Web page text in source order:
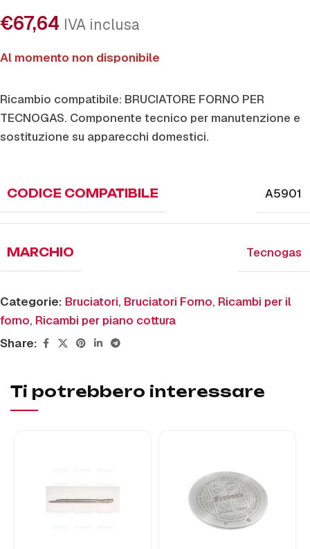
€67,64 IVA inclusa
Al momento non disponibile
Ricambio compatibile: BRUCIATORE FORNO PER
TECNOGAS. Componente tecnico per manutenzione e
sostituzione su apparecchi domestici.
CODICE COMPATIBILE A5901
MARCHIO Tecnogas
Categorie: Bruciatori, Bruciatori Forno, Ricambi per il
forno, Ricambi per piano cottura
Share:
Ti potrebbero interessare